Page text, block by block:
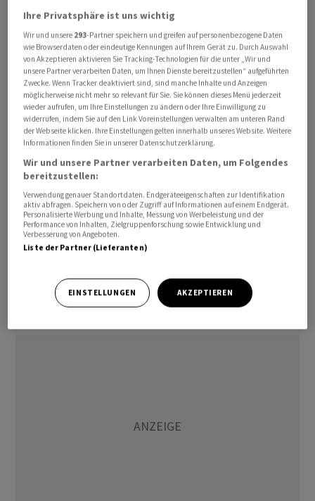
Pipeline wieder auffüllen und uns selbst beweisen, dass
wir wirklich eine starke Pipeline in der Spätphase
haben", sagte Hippe. "Sobald dies der Fall ist, mache ich
mir keine Sorgen um den Aktienkurs."
Roche, in der Vergangenheit eines der führenden
Unternehmen in der Medikamentenentwicklung, hatte
im Vorjahr mehrere herbe Rückschläge zu verkraften:
Zwei Alzheimer-Medikamente und eine neuartige
Krebs-Immuntherapie schlugen fehl. Manch ein Investor
einem Kursminus von rund 15 Prozent in den letzten
zwölf Monaten hinktRochedem in dieser Zeit praktisch
stabilen europäischen Branchenindex deutlich
hinterher. "Insgesamt fehlt den Baslern derzeit ein
Knüller, der die Aktie aus ihrem Dornröschenschlaf
wachküssen könnte", erklärte Analyst Michael Kunz von
Luzerner Kantonalbank
Ihre Privatsphäre ist uns wichtig
Wir und unsere 293-Partner speichern und greifen auf personenbezogene Daten
wie Browserdaten oder eindeutige Kennungen auf Ihrem Gerät zu. Durch Auswahl
von Akzeptieren aktivieren Sie Tracking-Technologien für die unter „Wir und
unsere Partner verarbeiten Daten, um Ihnen Dienste bereitzustellen“ aufgeführten
Zwecke. Wenn Tracker deaktiviert sind, sind manche Inhalte und Anzeigen
möglicherweise nicht mehr so relevant für Sie. Sie können dieses Menü jederzeit
wieder aufrufen, um Ihre Einstellungen zu ändern oder Ihre Einwilligung zu
widerrufen, indem Sie auf den Link Voreinstellungen verwalten am unteren Rand
der Webseite klicken. Ihre Einstellungen gelten innerhalb unseres Website. Weitere
Informationen finden Sie in unserer Datenschutzerklärung.
Wir und unsere Partner verarbeiten Daten, um Folgendes
bereitzustellen:
Verwendung genauer Standortdaten. Endgeräteeigenschaften zur Identifikation
aktiv abfragen. Speichern von oder Zugriff auf Informationen auf einem Endgerät.
Personalisierte Werbung und Inhalte, Messung von Werbeleistung und der
Performance von Inhalten, Zielgruppenforschung sowie Entwicklung und
Verbesserung von Angeboten.
Liste der Partner (Lieferanten)
EINSTELLUNGEN AKZEPTIEREN